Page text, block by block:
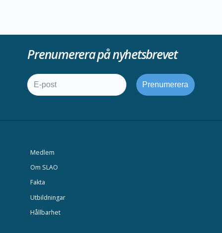
Prenumerera på nyhetsbrevet
Medlem
Om SLAO
Fakta
Utbildningar
Hållbarhet